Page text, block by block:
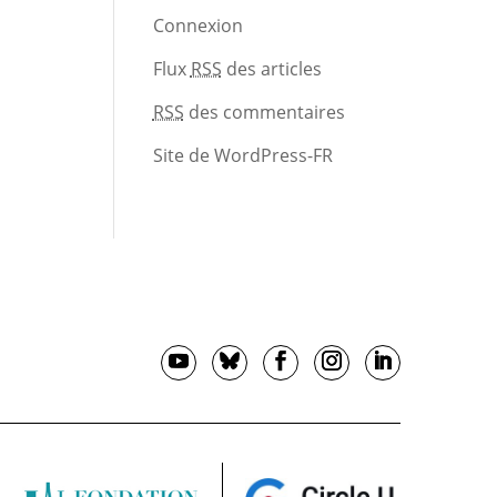
Connexion
Flux RSS des articles
RSS des commentaires
Site de WordPress-FR